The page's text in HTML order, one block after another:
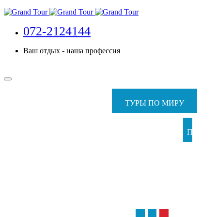
072-2124144
Ваш отдых - наша профессия
ТУРЫ ПО МИРУ